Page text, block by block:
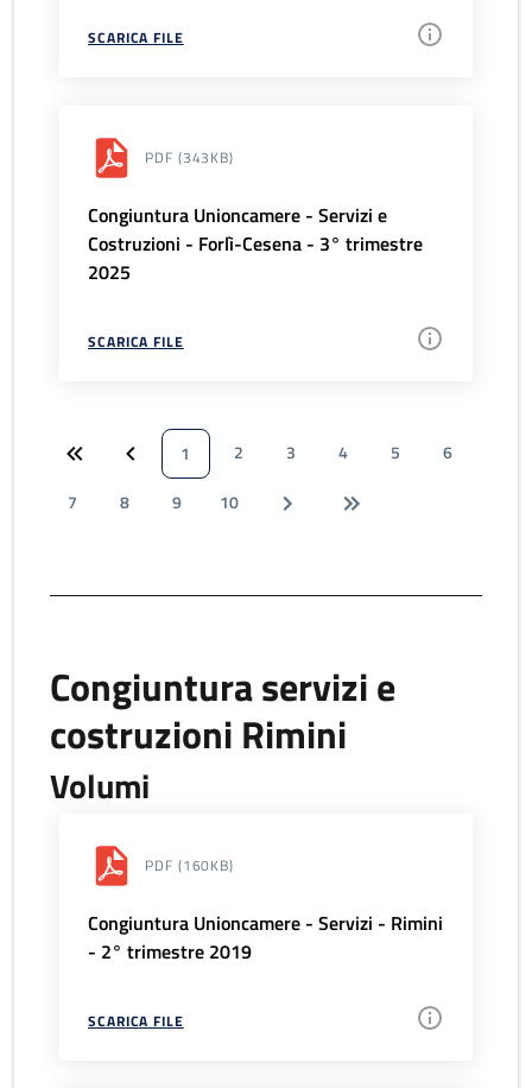
SCARICA FILE
PDF (343KB)
Congiuntura Unioncamere - Servizi e
Costruzioni - Forlì-Cesena - 3° trimestre
2025
SCARICA FILE
1 2 3 4 5
6
7
8 9 10
Congiuntura servizi e
costruzioni Rimini
Volumi
PDF (160KB)
Congiuntura Unioncamere - Servizi - Rimini
- 2° trimestre 2019
SCARICA FILE